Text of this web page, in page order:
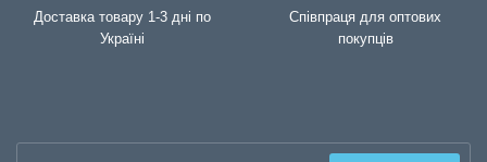
Доставка товару 1-3 дні по
Україні
Співпраця для оптових
покупців